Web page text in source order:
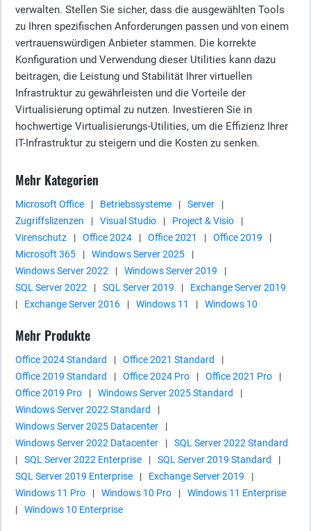
verwalten. Stellen Sie sicher, dass die ausgewählten Tools
zu Ihren spezifischen Anforderungen passen und von einem
vertrauenswürdigen Anbieter stammen. Die korrekte
Konfiguration und Verwendung dieser Utilities kann dazu
beitragen, die Leistung und Stabilität Ihrer virtuellen
Infrastruktur zu gewährleisten und die Vorteile der
Virtualisierung optimal zu nutzen. Investieren Sie in
hochwertige Virtualisierungs-Utilities, um die Effizienz Ihrer
IT-Infrastruktur zu steigern und die Kosten zu senken.
Mehr Kategorien
Microsoft Office | Betriebssysteme | Server
|
Zugriffslizenzen
| Visual Studio | Project & Visio
|
Virenschutz
| Office 2024 | Office 2021 | Office 2019
|
Microsoft 365
| Windows Server 2025
|
Windows Server 2022
| Windows Server 2019
|
SQL Server 2022
| SQL Server 2019 |
Exchange Server 2019
|
Exchange Server 2016 | Windows 11 | Windows 10
Mehr Produkte
Office 2024 Standard | Office 2021 Standard
|
Office 2019 Standard
| Office 2024 Pro | Office 2021 Pro
|
Office 2019 Pro
| Windows Server 2025 Standard
|
Windows Server 2022 Standard
|
Windows Server 2025 Datacenter
|
Windows Server 2022 Datacenter
|
SQL Server 2022 Standard
|
SQL Server 2022 Enterprise | SQL Server 2019 Standard
|
SQL Server 2019 Enterprise
| Exchange Server 2019
|
Windows 11 Pro
| Windows 10 Pro |
Windows 11 Enterprise
|
Windows 10 Enterprise